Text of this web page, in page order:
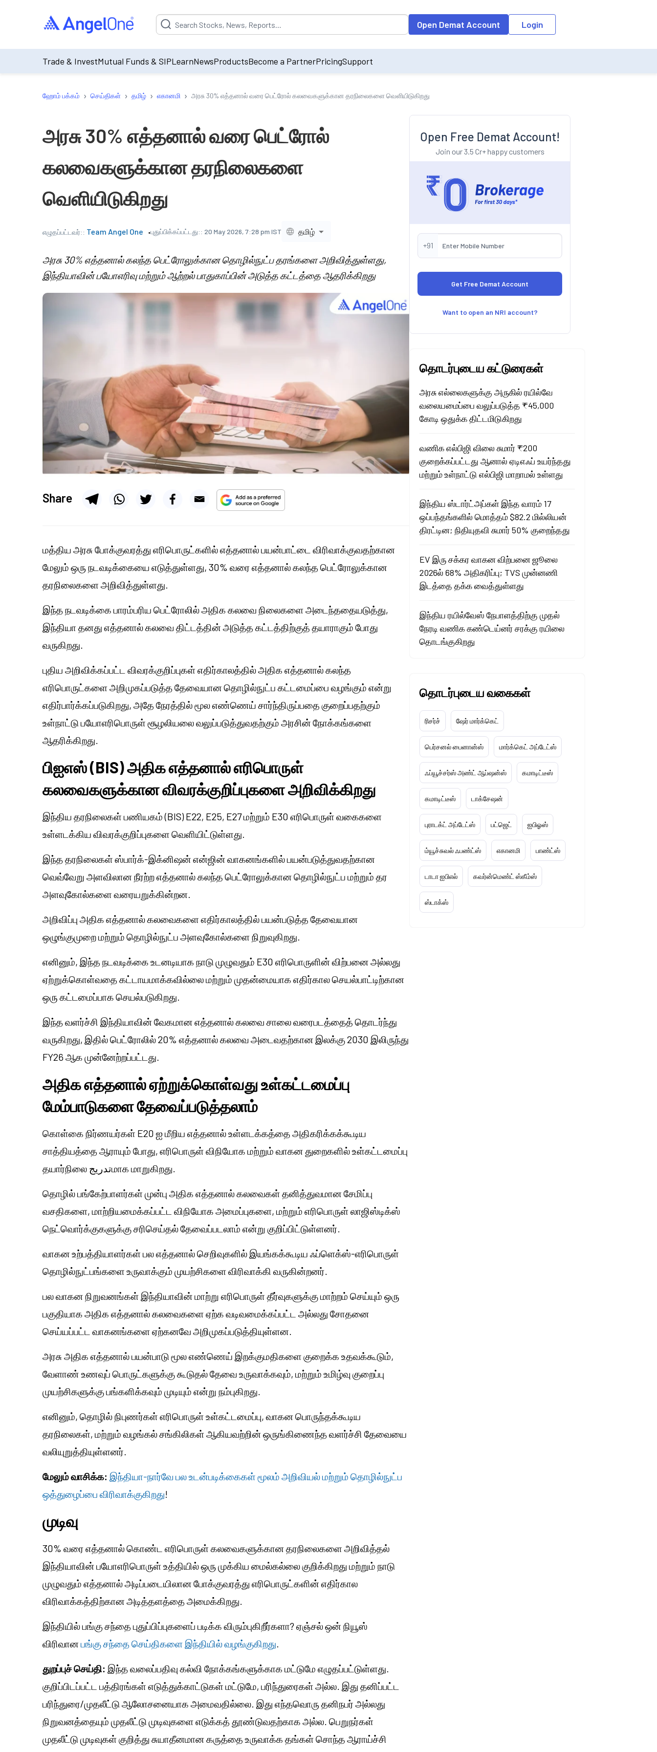
Suggestion will be populated by default on accessing the input field. On entering data into the input field, the suggestion list will be updated as per the
Open Demat Account Login
Trade & InvestMutual Funds & SIPLearnNewsProductsBecome a PartnerPricingSupport
ஹோம் பக்கம் › செய்திகள் › தமிழ் › எகானமி › அரசு 30% எத்தனால் வரை பெட்ரோல் கலவைகளுக்கான தரநிலைகளை வெளியிடுகிறது
அரசு 30% எத்தனால் வரை பெட்ரோல்
கலவைகளுக்கான தரநிலைகளை
வெளியிடுகிறது
எழுதப்பட்டவர்:: Team Angel One புதுப்பிக்கப்பட்டது:: 20 May 2026, 7:28 pm IST தமிழ்
அரசு 30% எத்தனால் கலந்த பெட்ரோலுக்கான தொழில்நுட்ப தரங்களை அறிவித்துள்ளது,
இந்தியாவின் பயோஎரிவு மற்றும் ஆற்றல் பாதுகாப்பின் அடுத்த கட்டத்தை ஆதரிக்கிறது
Share
மத்திய அரசு போக்குவரத்து எரிபொருட்களில் எத்தனால் பயன்பாட்டை விரிவாக்குவதற்கான
மேலும் ஒரு நடவடிக்கையை எடுத்துள்ளது, 30% வரை எத்தனால் கலந்த பெட்ரோலுக்கான
தரநிலைகளை அறிவித்துள்ளது.
இந்த நடவடிக்கை பாரம்பரிய பெட்ரோலில் அதிக கலவை நிலைகளை அடைந்ததையடுத்து,
இந்தியா தனது எத்தனால் கலவை திட்டத்தின் அடுத்த கட்டத்திற்குத் தயாராகும் போது
வருகிறது.
புதிய அறிவிக்கப்பட்ட விவரக்குறிப்புகள் எதிர்காலத்தில் அதிக எத்தனால் கலந்த
எரிபொருட்களை அறிமுகப்படுத்த தேவையான தொழில்நுட்ப கட்டமைப்பை வழங்கும் என்று
எதிர்பார்க்கப்படுகிறது, அதே நேரத்தில் மூல எண்ணெய் சார்ந்திருப்பதை குறைப்பதற்கும்
உள்நாட்டு பயோஎரிபொருள் சூழலியலை வலுப்படுத்துவதற்கும் அரசின் நோக்கங்களை
ஆதரிக்கிறது.
பிஐஎஸ் (BIS) அதிக எத்தனால் எரிபொருள்
கலவைகளுக்கான விவரக்குறிப்புகளை அறிவிக்கிறது
இந்திய தரநிலைகள் பணியகம் (BIS) E22, E25, E27 மற்றும் E30 எரிபொருள் வகைகளை
உள்ளடக்கிய விவரக்குறிப்புகளை வெளியிட்டுள்ளது.
இந்த தரநிலைகள் ஸ்பார்க்-இக்னிஷன் என்ஜின் வாகனங்களில் பயன்படுத்துவதற்கான
வெவ்வேறு அளவிலான நீரற்ற எத்தனால் கலந்த பெட்ரோலுக்கான தொழில்நுட்ப மற்றும் தர
அளவுகோல்களை வரையறுக்கின்றன.
அறிவிப்பு அதிக எத்தனால் கலவைகளை எதிர்காலத்தில் பயன்படுத்த தேவையான
ஒழுங்குமுறை மற்றும் தொழில்நுட்ப அளவுகோல்களை நிறுவுகிறது.
எனினும், இந்த நடவடிக்கை உடனடியாக நாடு முழுவதும் E30 எரிபொருளின் விற்பனை அல்லது
ஏற்றுக்கொள்வதை கட்டாயமாக்கவில்லை மற்றும் முதன்மையாக எதிர்கால செயல்பாட்டிற்கான
ஒரு கட்டமைப்பாக செயல்படுகிறது.
இந்த வளர்ச்சி இந்தியாவின் வேகமான எத்தனால் கலவை சாலை வரைபடத்தைத் தொடர்ந்து
வருகிறது, இதில் பெட்ரோலில் 20% எத்தனால் கலவை அடைவதற்கான இலக்கு 2030 இலிருந்து
FY26 ஆக முன்னேற்றப்பட்டது.
அதிக எத்தனால் ஏற்றுக்கொள்வது உள்கட்டமைப்பு
மேம்பாடுகளை தேவைப்படுத்தலாம்
கொள்கை நிர்ணயர்கள் E20 ஐ மீறிய எத்தனால் உள்ளடக்கத்தை அதிகரிக்கக்கூடிய
சாத்தியத்தை ஆராயும் போது, எரிபொருள் விநியோக மற்றும் வாகன துறைகளில் உள்கட்டமைப்பு
தயார்நிலை تدريجமாக மாறுகிறது.
தொழில் பங்கேற்பாளர்கள் முன்பு அதிக எத்தனால் கலவைகள் தனித்துவமான சேமிப்பு
வசதிகளை, மாற்றியமைக்கப்பட்ட விநியோக அமைப்புகளை, மற்றும் எரிபொருள் லாஜிஸ்டிக்ஸ்
நெட்வொர்க்குகளுக்கு சரிசெய்தல் தேவைப்படலாம் என்று குறிப்பிட்டுள்ளனர்.
வாகன உற்பத்தியாளர்கள் பல எத்தனால் செறிவுகளில் இயங்கக்கூடிய ஃப்ளெக்ஸ்-எரிபொருள்
தொழில்நுட்பங்களை உருவாக்கும் முயற்சிகளை விரிவாக்கி வருகின்றனர்.
பல வாகன நிறுவனங்கள் இந்தியாவின் மாற்று எரிபொருள் தீர்வுகளுக்கு மாற்றம் செய்யும் ஒரு
பகுதியாக அதிக எத்தனால் கலவைகளை ஏற்க வடிவமைக்கப்பட்ட அல்லது சோதனை
செய்யப்பட்ட வாகனங்களை ஏற்கனவே அறிமுகப்படுத்தியுள்ளன.
அரசு அதிக எத்தனால் பயன்பாடு மூல எண்ணெய் இறக்குமதிகளை குறைக்க உதவக்கூடும்,
வேளாண் உணவுப் பொருட்களுக்கு கூடுதல் தேவை உருவாக்கவும், மற்றும் உமிழ்வு குறைப்பு
முயற்சிகளுக்கு பங்களிக்கவும் முடியும் என்று நம்புகிறது.
எனினும், தொழில் நிபுணர்கள் எரிபொருள் உள்கட்டமைப்பு, வாகன பொருந்தக்கூடிய
தரநிலைகள், மற்றும் வழங்கல் சங்கிலிகள் ஆகியவற்றின் ஒருங்கிணைந்த வளர்ச்சி தேவையை
வலியுறுத்தியுள்ளனர்.
மேலும் வாசிக்க: இந்தியா-நார்வே பல உடன்படிக்கைகள் மூலம் அறிவியல் மற்றும் தொழில்நுட்ப
ஒத்துழைப்பை விரிவாக்குகிறது!
முடிவு
30% வரை எத்தனால் கொண்ட எரிபொருள் கலவைகளுக்கான தரநிலைகளை அறிவித்தல்
இந்தியாவின் பயோஎரிபொருள் உத்தியில் ஒரு முக்கிய மைல்கல்லை குறிக்கிறது மற்றும் நாடு
முழுவதும் எத்தனால் அடிப்படையிலான போக்குவரத்து எரிபொருட்களின் எதிர்கால
விரிவாக்கத்திற்கான அடித்தளத்தை அமைக்கிறது.
இந்தியில் பங்கு சந்தை புதுப்பிப்புகளைப் படிக்க விரும்புகிறீர்களா? ஏஞ்சல் ஒன் நியூஸ்
விரிவானபங்கு சந்தை செய்திகளை இந்தியில் வழங்குகிறது.
துறப்புச் செய்தி: இந்த வலைப்பதிவு கல்வி நோக்கங்களுக்காக மட்டுமே எழுதப்பட்டுள்ளது.
குறிப்பிடப்பட்ட பத்திரங்கள் எடுத்துக்காட்டுகள் மட்டுமே, பரிந்துரைகள் அல்ல. இது தனிப்பட்ட
பரிந்துரை/முதலீட்டு ஆலோசனையாக அமைவதில்லை. இது எந்தவொரு தனிநபர் அல்லது
நிறுவனத்தையும் முதலீட்டு முடிவுகளை எடுக்கத் தூண்டுவதற்காக அல்ல. பெறுநர்கள்
முதலீட்டு முடிவுகள் குறித்து சுயாதீனமான கருத்தை உருவாக்க தங்கள் சொந்த ஆராய்ச்சி
Open Free Demat Account!
Join our 3.5 Cr+ happy customers
+91
Want to open an NRI account?
தொடர்புடைய கட்டுரைகள்
அரசு எல்லைகளுக்கு அருகில் ரயில்வே
வலையமைப்பை வலுப்படுத்த ₹45,000
கோடி ஒதுக்க திட்டமிடுகிறது
வணிக எல்பிஜி விலை சுமார் ₹200
குறைக்கப்பட்டது ஆனால் ஏடிஎஃப் உயர்ந்தது
மற்றும் உள்நாட்டு எல்பிஜி மாறாமல் உள்ளது
இந்திய ஸ்டார்ட்அப்கள் இந்த வாரம் 17
ஒப்பந்தங்களில் மொத்தம் $82.2 மில்லியன்
திரட்டின; நிதியுதவி சுமார் 50% குறைந்தது
EV இரு சக்கர வாகன விற்பனை ஜூலை
2026ல் 68% அதிகரிப்பு; TVS முன்னணி
இடத்தை தக்க வைத்துள்ளது
இந்திய ரயில்வேஸ் நேபாளத்திற்கு முதல்
நேரடி வணிக கண்டெய்னர் சரக்கு ரயிலை
தொடங்குகிறது
தொடர்புடைய வகைகள்
ரிசர்ச் ஷேர் மார்க்கெட்
பெர்சனல் பைனான்ஸ் மார்க்கெட் அப்டேட்ஸ்
ஃப்யூச்சர்ஸ் அண்ட் ஆப்ஷன்ஸ் கமாடிட்டீஸ்
கமாடிட்டீஸ் டாக்சேஷன்
புராடக்ட் அப்டேட்ஸ் பட்ஜெட் ஐபிஓஸ்
ம்யூச்சுவல் ஃபண்ட்ஸ் எகானமி பாண்ட்ஸ்
டாடா ஐபிஎல் கவர்ன்மெண்ட் ஸ்கீம்ஸ்
ஸ்டாக்ஸ்